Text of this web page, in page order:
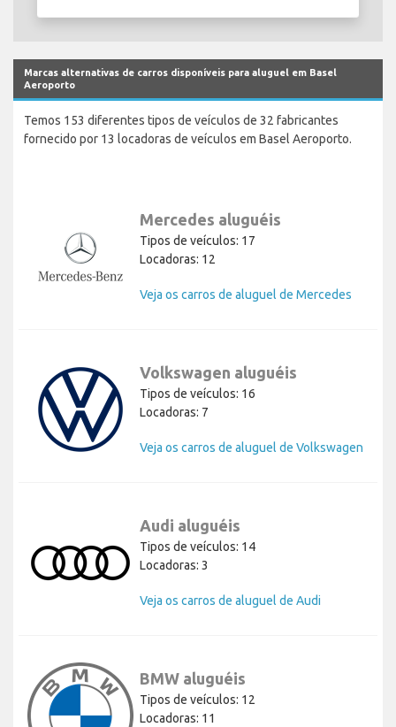
Marcas alternativas de carros disponíveis para aluguel em Basel
Aeroporto
Temos 153 diferentes tipos de veículos de 32 fabricantes
fornecido por 13 locadoras de veículos em Basel Aeroporto.
Mercedes aluguéis
Tipos de veículos: 17
Locadoras: 12
Veja os carros de aluguel de Mercedes
Volkswagen aluguéis
Tipos de veículos: 16
Locadoras: 7
Veja os carros de aluguel de Volkswagen
Audi aluguéis
Tipos de veículos: 14
Locadoras: 3
Veja os carros de aluguel de Audi
BMW aluguéis
Tipos de veículos: 12
Locadoras: 11